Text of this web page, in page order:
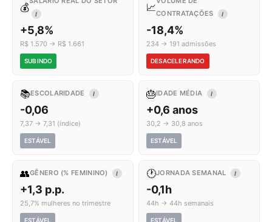
💰
I
+5,8%
R$ 1.570 → R$ 1.661
SUBINDO
📈CONTRATAÇÕES
I
-18,4%
234 → 191 admissões
DESACELERANDO
📚ESCOLARIDADE I
-0,06
7,37 → 7,31 (índice)
ESTÁVEL
🎂IDADE MÉDIA I
+0,6 anos
30,2 → 30,8 anos
ESTÁVEL
👥GÊNERO (% FEMININO) I
+1,3 p.p.
25,7% mulheres no trimestre
ESTÁVEL
🕐JORNADA SEMANAL I
-0,1h
44h → 44h semanais
ESTÁVEL